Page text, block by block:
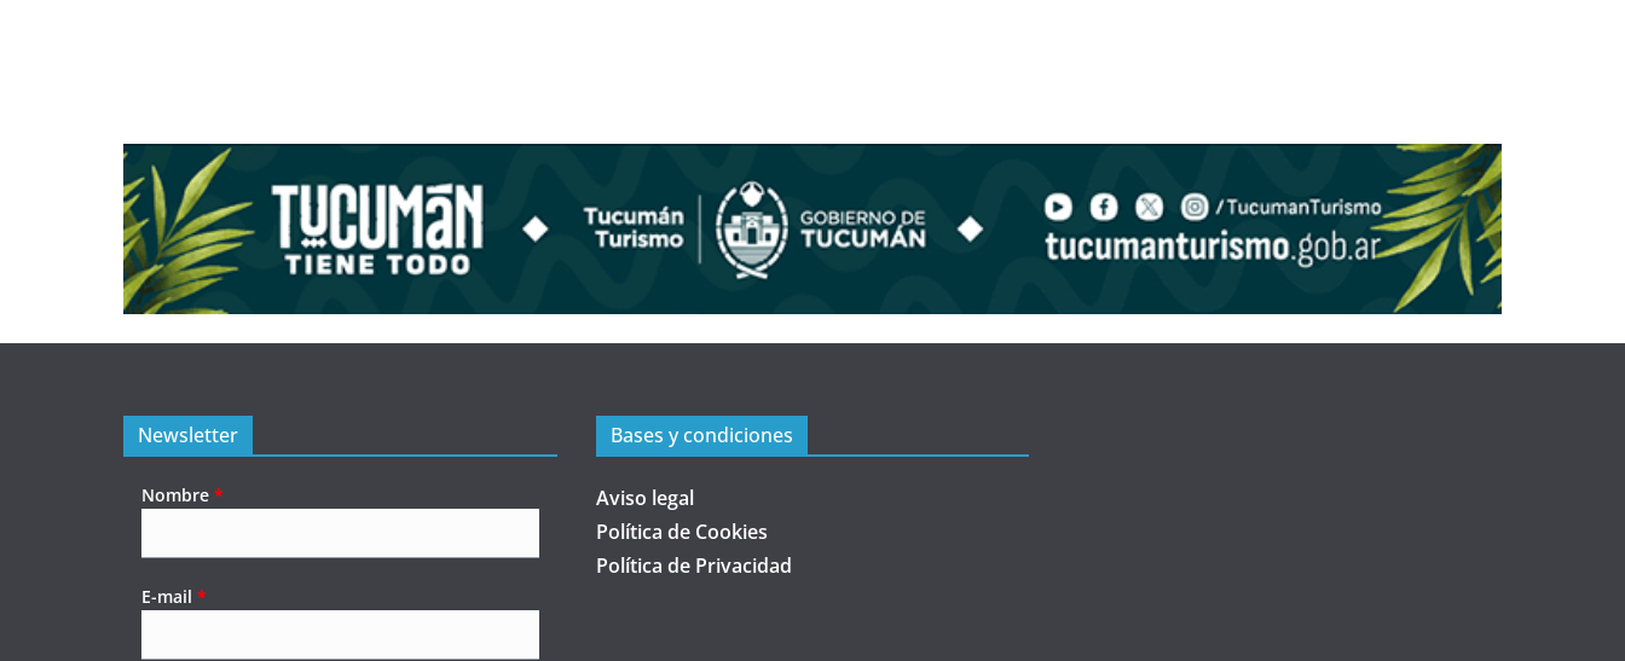
Newsletter
Nombre *
E-mail *
Bases y condiciones
Aviso legal
Política de Cookies
Política de Privacidad